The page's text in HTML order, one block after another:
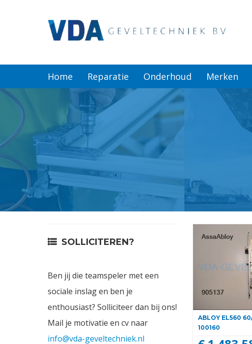
Onderhoud
Merken
Producten
Offerte
Actueel
Vacatures
Home Reparatie Onderhoud Merken
SOLLICITEREN?
Ben jij die teamspeler met een
sociale inslag en ben je
enthousiast? Solliciteer dan bij ons!
Mail je motivatie en cv naar
info@vda-geveltechniek.nl
ABLOY EL560
100160